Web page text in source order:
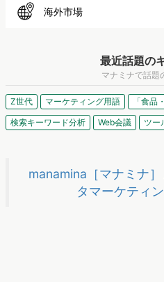
海外市場
最近話題の
マナミナで話題
Z世代 マーケティング用語 「食品
検索キーワード分析
Web会議 ツー
manamina［マナミナ
タマーケティ